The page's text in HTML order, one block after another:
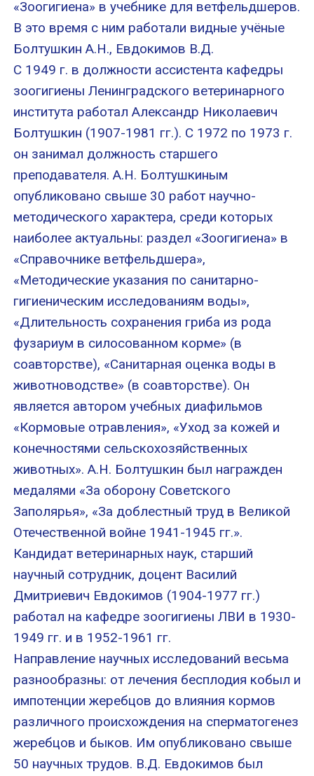
«Зоогигиена» в учебнике для ветфельдшеров.
В это время с ним работали видные учёные
Болтушкин А.Н., Евдокимов В.Д.
С 1949 г. в должности ассистента кафедры
зоогигиены Ленинградского ветеринарного
института работал Александр Николаевич
Болтушкин (1907-1981 гг.). С 1972 по 1973 г.
он занимал должность старшего
преподавателя. А.Н. Болтушкиным
опубликовано свыше 30 работ научно-
методического характера, среди которых
наиболее актуальны: раздел «Зоогигиена» в
«Справочнике ветфельдшера»,
«Методические указания по санитарно-
гигиеническим исследованиям воды»,
«Длительность сохранения гриба из рода
фузариум в силосованном корме» (в
соавторстве), «Санитарная оценка воды в
животноводстве» (в соавторстве). Он
является автором учебных диафильмов
«Кормовые отравления», «Уход за кожей и
конечностями сельскохозяйственных
животных». А.Н. Болтушкин был награжден
медалями «За оборону Советского
Заполярья», «За доблестный труд в Великой
Отечественной войне 1941-1945 гг.».
Кандидат ветеринарных наук, старший
научный сотрудник, доцент Василий
Дмитриевич Евдокимов (1904-1977 гг.)
работал на кафедре зоогигиены ЛВИ в 1930-
1949 гг. и в 1952-1961 гг.
Направление научных исследований весьма
разнообразны: от лечения бесплодия кобыл и
импотенции жеребцов до влияния кормов
различного происхождения на сперматогенез
жеребцов и быков. Им опубликовано свыше
50 научных трудов. В.Д. Евдокимов был